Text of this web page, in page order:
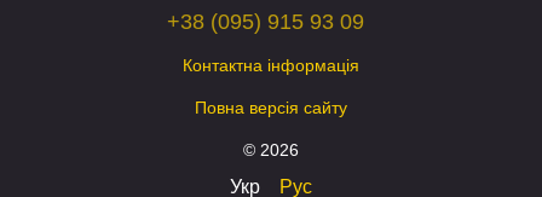
+38 (095) 915 93 09
Контактна інформація
Повна версія сайту
© 2026
Укр Рус